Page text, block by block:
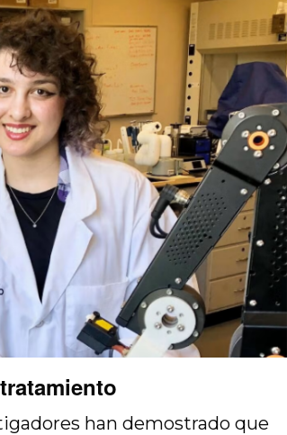
han demostrado que